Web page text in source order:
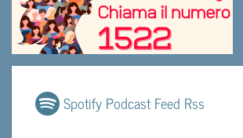
Spotify Podcast Feed Rss